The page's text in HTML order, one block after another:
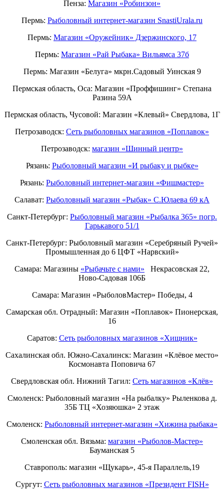
Пенза: Магазин «Робинзон»
Пермь: Рыболовный интернет-магазин SnastiUrala.ru
Пермь: Магазин «Оружейник» Дзержинского, 17
Пермь: Магазин «Рай Рыбака» Вильямса 37б
Пермь: Магазин «Белуга» мкрн.Садовый Уинская 9
Пермская область, Оса: Магазин «Проффишинг» Степана
Разина 59А
Пермская область, Чусовой: Магазин «Клевый» Свердлова, 1Г
Петрозаводск: Сеть рыболовных магазинов «Поплавок»
Петрозаводск: магазин «Шинный центр»
Рязань: Рыболовный магазин «И рыбаку и рыбке»
Рязань: Рыболовный интернет-магазин «Фишмастер»
Салават: Рыболовный магазин «Рыбак» С.Юлаева 69 кА
Санкт-Петербург: Рыболовный магазин «Рыбалка 365» погр.
Гарькавого 51/1
Санкт-Петербург: Рыболовный магазин «Серебряный Ручей»
Промышленная до 6 ЦФТ «Нарвский»
Самара: Магазины «Рыбачьте с нами» Некрасовская 22,
Ново-Садовая 106Б
Самара: Магазин «РыболовМастер» Победы, 4
Самарская обл. Отрадный: Магазин «Поплавок» Пионерская,
16
Саратов: Сеть рыболовных магазинов «Хищник»
Сахалинская обл. Южно-Сахалинск: Магазин «Клёвое место»
Космонавта Поповича 67
Свердловская обл. Нижний Тагил: Cеть магазинов «Клёв»
Смоленск: Рыболовный магазин «На рыбалку» Рыленкова д.
35Б ТЦ «Хозяюшка» 2 этаж
Смоленск: Рыболовный интернет-магазин «Хижина рыбака»
Смоленская обл. Вязьма: магазин «Рыболов-Мастер»
Бауманская 5
Ставрополь: магазин «Щукарь», 45-я Параллель,19
Сургут: Сеть рыболовных магазинов «Президент FISH»